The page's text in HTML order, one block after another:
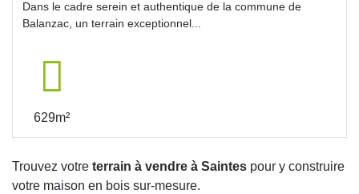
Dans le cadre serein et authentique de la commune de
Balanzac, un terrain exceptionnel...
629m²
Trouvez votre terrain à vendre à Saintes pour y construire
votre maison en bois sur-mesure.